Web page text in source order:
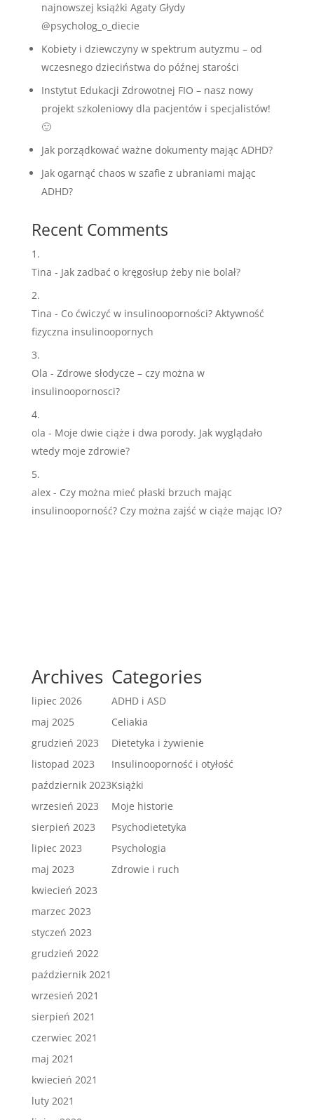
najnowszej książki Agaty Głydy
@psycholog_o_diecie
Kobiety i dziewczyny w spektrum autyzmu – od
wczesnego dzieciństwa do późnej starości
Instytut Edukacji Zdrowotnej FIO – nasz nowy
projekt szkoleniowy dla pacjentów i specjalistów!
🙂
Jak porządkować ważne dokumenty mając ADHD?
Jak ogarnąć chaos w szafie z ubraniami mając
ADHD?
Recent Comments
Tina - Jak zadbać o kręgosłup żeby nie bolał?
Tina - Co ćwiczyć w insulinooporności? Aktywność
fizyczna insulinoopornych
Ola - Zdrowe słodycze – czy można w
insulinoopornosci?
ola - Moje dwie ciąże i dwa porody. Jak wyglądało
wtedy moje zdrowie?
alex- Czy można mieć płaski brzuch mając
insulinooporność? Czy można zajść w ciąże mając IO?
Archives
lipiec 2026
maj 2025
grudzień 2023
listopad 2023
październik 2023
wrzesień 2023
sierpień 2023
lipiec 2023
maj 2023
kwiecień 2023
marzec 2023
styczeń 2023
grudzień 2022
październik 2021
wrzesień 2021
sierpień 2021
czerwiec 2021
maj 2021
kwiecień 2021
luty 2021
Categories
ADHD i ASD
Celiakia
Dietetyka i żywienie
Insulinooporność i otyłość
Książki
Moje historie
Psychodietetyka
Psychologia
Zdrowie i ruch